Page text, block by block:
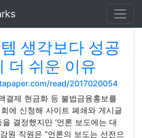
생각보다 성공
더 쉬운 이유
read/2017020054
결제 현금화 등 불법금융홍보를
에 신청해 사이트 폐쇄와 게시글
결정했지만 ‘언론 보도에는 대
원 직원은 “언론의 보도는 선전으